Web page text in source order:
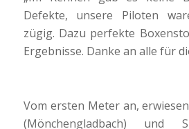
Defekte, unsere Piloten
zügig. Dazu perfekte
Ergebnisse. Danke an alle für
Vom ersten Meter an,
(Mönchengladbach) und